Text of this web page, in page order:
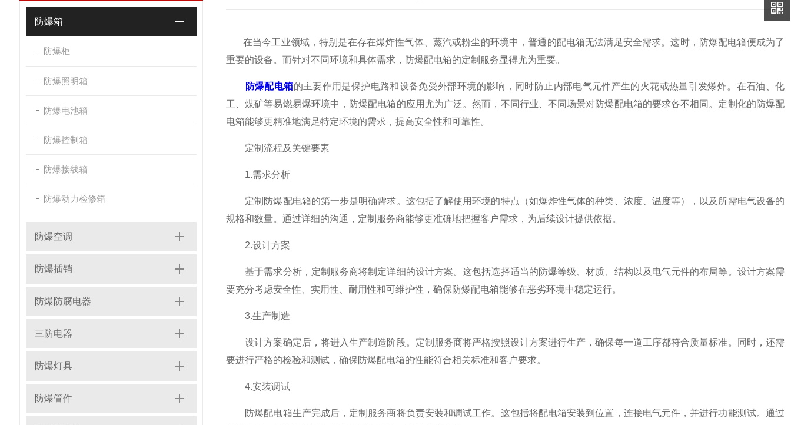
防爆箱
防爆柜
防爆照明箱
防爆电池箱
防爆控制箱
防爆接线箱
防爆动力检修箱
防爆空调
防爆插销
防爆防腐电器
三防电器
防爆灯具
防爆管件
在当今工业领域，特别是在存在爆炸性气体、蒸汽或粉尘的环境中，普通的配电箱无法满足安全需求。这时，防爆配电箱便成为了
重要的设备。而针对不同环境和具体需求，防爆配电箱的定制服务显得尤为重要。
防爆配电箱的主要作用是保护电路和设备免受外部环境的影响，同时防止内部电气元件产生的火花或热量引发爆炸。在石油、化
工、煤矿等易燃易爆环境中，防爆配电箱的应用尤为广泛。然而，不同行业、不同场景对防爆配电箱的要求各不相同。定制化的防爆配
电箱能够更精准地满足特定环境的需求，提高安全性和可靠性。
定制流程及关键要素
1.需求分析
定制防爆配电箱的第一步是明确需求。这包括了解使用环境的特点（如爆炸性气体的种类、浓度、温度等），以及所需电气设备的
规格和数量。通过详细的沟通，定制服务商能够更准确地把握客户需求，为后续设计提供依据。
2.设计方案
基于需求分析，定制服务商将制定详细的设计方案。这包括选择适当的防爆等级、材质、结构以及电气元件的布局等。设计方案需
要充分考虑安全性、实用性、耐用性和可维护性，确保防爆配电箱能够在恶劣环境中稳定运行。
3.生产制造
设计方案确定后，将进入生产制造阶段。定制服务商将严格按照设计方案进行生产，确保每一道工序都符合质量标准。同时，还需
要进行严格的检验和测试，确保防爆配电箱的性能符合相关标准和客户要求。
4.安装调试
防爆配电箱生产完成后，定制服务商将负责安装和调试工作。这包括将配电箱安装到位置，连接电气元件，并进行功能测试。通过